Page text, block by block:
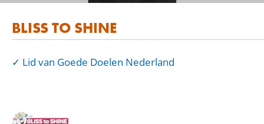
BLISS TO SHINE
Lid van Goede Doelen Nederland